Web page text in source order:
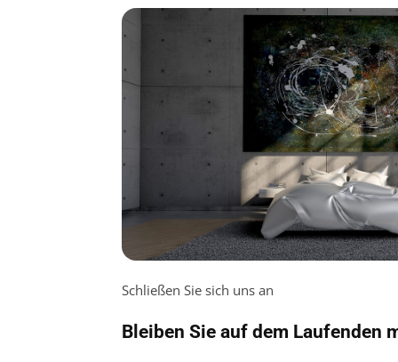
Schließen Sie sich uns an
Bleiben Sie auf dem Laufenden